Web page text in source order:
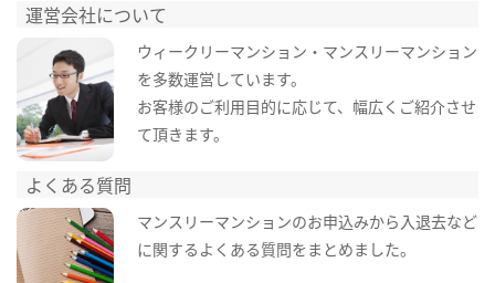
運営会社について
ウィークリーマンション・マンスリーマンション
を多数運営しています。
お客様のご利用目的に応じて、幅広くご紹介させ
て頂きます。
よくある質問
マンスリーマンションのお申込みから入退去など
に関するよくある質問をまとめました。